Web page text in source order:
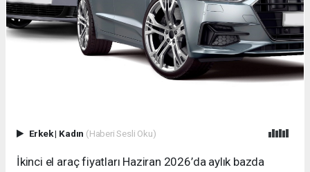
Erkek| Kadın (Haberi Sesli Oku)
İkinci el araç fiyatları Haziran 2026’da aylık bazda